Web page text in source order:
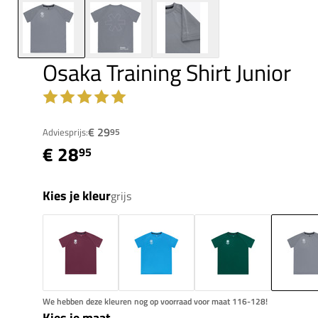
Osaka Training Shirt Junior
Adviesprijs:€ 2995
€ 2895
Kies je kleurgrijs
We hebben deze kleuren nog op voorraad voor maat 116-128!